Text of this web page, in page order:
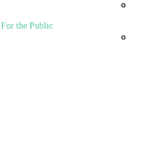
For the Public